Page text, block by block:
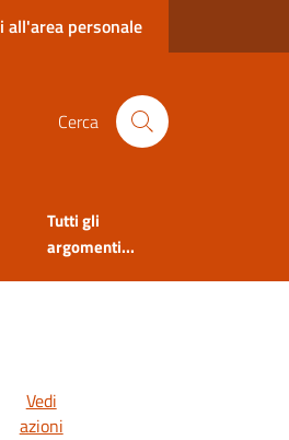
all'area personale
Cerca
Tutti gli
argomenti...
Vedi
azioni